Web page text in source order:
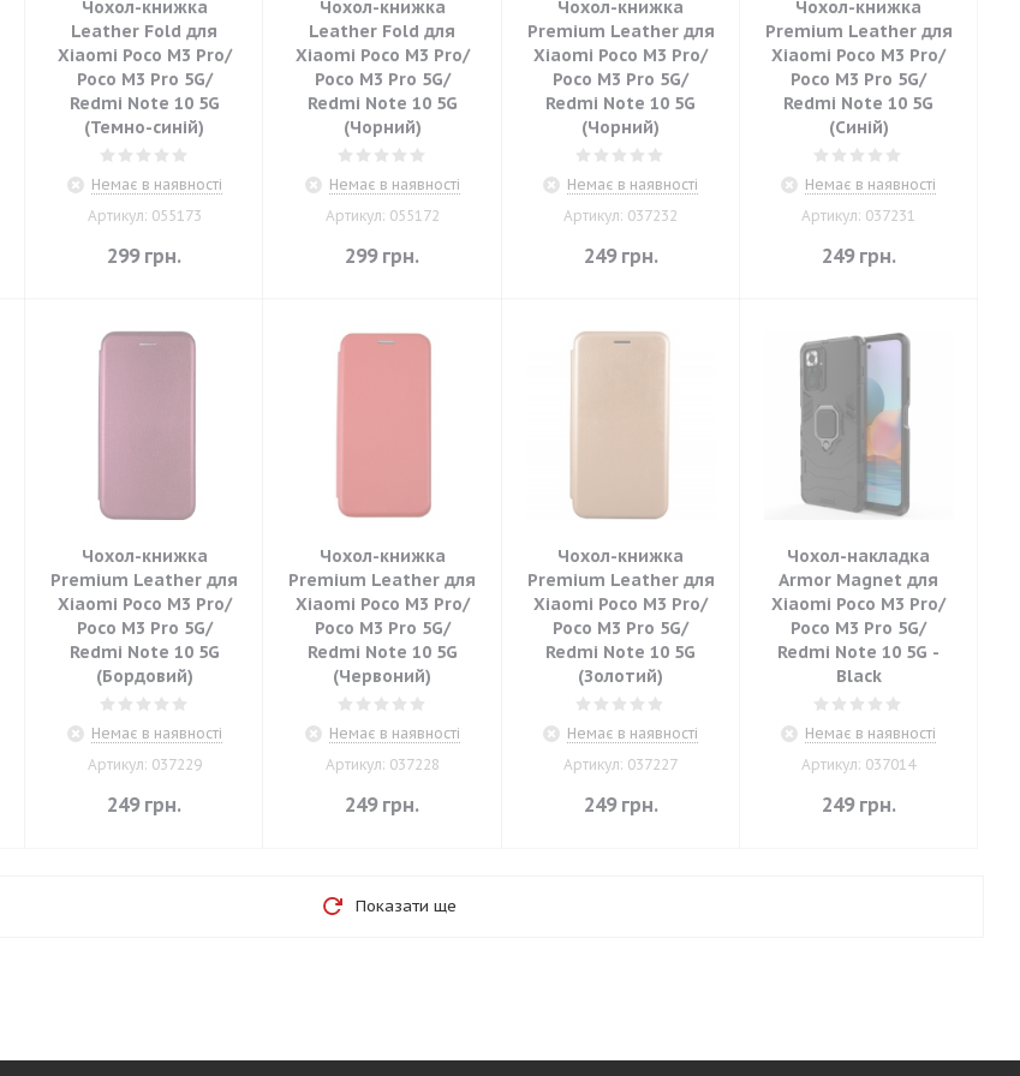
Чохол-книжка
Leather Fold для
Xiaomi Poco M3 Pro/
Poco M3 Pro 5G/
Redmi Note 10 5G
(Темно-синій)
Немає в наявності
Артикул: 055173
299грн.
Чохол-книжка
Leather Fold для
Xiaomi Poco M3 Pro/
Poco M3 Pro 5G/
Redmi Note 10 5G
(Чорний)
Немає в наявності
Артикул: 055172
299грн.
Чохол-книжка
Premium Leather для
Xiaomi Poco M3 Pro/
Poco M3 Pro 5G/
Redmi Note 10 5G
(Чорний)
Немає в наявності
Артикул: 037232
249грн.
Чохол-книжка
Premium Leather для
Xiaomi Poco M3 Pro/
Poco M3 Pro 5G/
Redmi Note 10 5G
(Синій)
Немає в наявності
Артикул: 037231
249грн.
Чохол-книжка
Premium Leather для
Xiaomi Poco M3 Pro/
Poco M3 Pro 5G/
Redmi Note 10 5G
(Бордовий)
Немає в наявності
Артикул: 037229
249грн.
Чохол-книжка
Premium Leather для
Xiaomi Poco M3 Pro/
Poco M3 Pro 5G/
Redmi Note 10 5G
(Червоний)
Немає в наявності
Артикул: 037228
249грн.
Чохол-книжка
Premium Leather для
Xiaomi Poco M3 Pro/
Poco M3 Pro 5G/
Redmi Note 10 5G
(Золотий)
Немає в наявності
Артикул: 037227
249грн.
Чохол-накладка
Armor Magnet для
Xiaomi Poco M3 Pro/
Poco M3 Pro 5G/
Redmi Note 10 5G -
Black
Немає в наявності
Артикул: 037014
249грн.
Показати ще